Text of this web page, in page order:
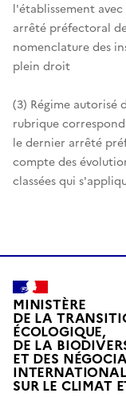
l'établissement
arrêté préfectoral
nomenclature des
plein droit
(3) Régime autorisé
rubrique
le dernier arrêté
compte des
classées qui
MINISTÈRE
DE LA
ÉCOLOGIQUE,
DE LA
ET DES
SUR LE CLIMAT